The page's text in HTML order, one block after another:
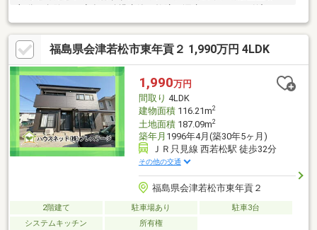
り２年間保証・シロアリ防除工事施工後5年間保証・お客様に合わ
せたローンの組み方や金融機関をご提案。住宅ローンが初めての
方でもお気軽にご相談ください
福島県会津若松市東年貢２ 1,990万円 4LDK
1,990万円
間取り 4LDK
建物面積116.21m2
土地面積187.09m2
築年月 1996年4月(築30年5ヶ月)
ＪＲ只見線 西若松駅 徒歩32分
その他の交通
福島県会津若松市東年貢２
2階建て 駐車場あり
駐車3台
システムキッチン
所有権